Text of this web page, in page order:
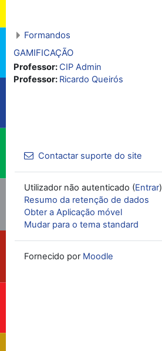
Formandos
GAMIFICAÇÃO
Professor: CIP Admin
Professor: Ricardo Queirós
Contactar suporte do site
Utilizador não autenticado (Entrar)
Resumo da retenção de dados
Obter a Aplicação móvel
Mudar para o tema standard
Fornecido por Moodle